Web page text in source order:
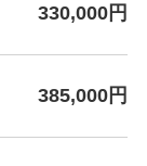
330,000円
385,000円